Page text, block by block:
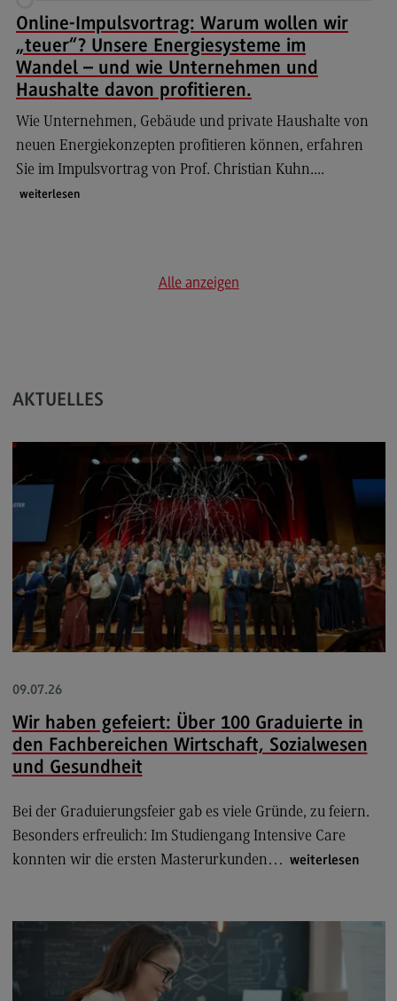
Transkulturelle Traumapädagogik
Transkulturelle Traumapädagogik
Modulangebot
Kontakt
Wirtschaftsinformatik
Wirtschaftsinformatik
Berufsperspektiven
Wirtschaftsingenieurwesen
(External link)
Rahmenbedingungen
Modulangebot
Located@Heidenheim
Berufsperspektiven
Kontakt
Zulassung
Bewerbung
Satzungen
FAQ
Arbeitgeber-Vorteile
Dualer Partner werden
Online-Impulsvortrag: Warum wollen wir
„teuer“? Unsere Energiesysteme im
Wandel – und wie Unternehmen und
Haushalte davon profitieren.
Wie Unternehmen, Gebäude und private Haushalte von
neuen Energiekonzepten profitieren können, erfahren
Sie im Impulsvortrag von Prof. Christian Kuhn....
weiterlesen
Alle anzeigen
AKTUELLES
09.07.26
Wir haben gefeiert: Über 100 Graduierte in
den Fachbereichen Wirtschaft, Sozialwesen
und Gesundheit
Bei der Graduierungsfeier gab es viele Gründe, zu feiern.
Besonders erfreulich: Im Studiengang Intensive Care
konnten wir die ersten Masterurkunden… weiterlesen